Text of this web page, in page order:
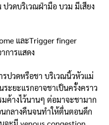
วดบริเวณฝ่ามือ บวม มีเสียง
และTrigger finger
การแสดง
ปวดหรือชา บริเวณนิ้วหัวแม่
ะยะแรกอาจชาเป็นครั้งคราว
ค้างไว้นานๆ ต่อมาจะชามาก
กลางคืนจนทำให้ตื่นตอนดึก